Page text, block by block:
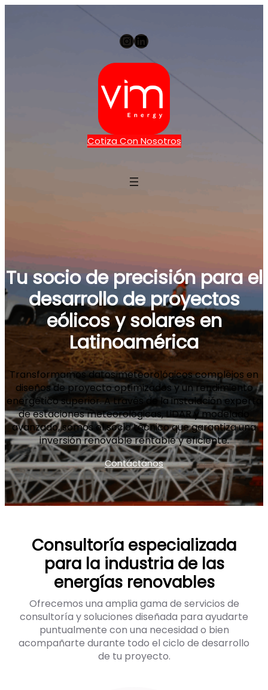
InstagramLinkedIn
Cotiza Con Nosotros
Tu socio de precisión para el
desarrollo de proyectos
eólicos y solares en
Latinoamérica
Transformamos datos meteorológicos complejos en
diseños de proyecto optimizados y un rendimiento
energético superior. A través de la instalación experta
de estaciones meteorológicas, LiDAR y modelado
avanzado, somos el socio técnico que garantiza una
inversión renovable rentable y eficiente.
Contáctanos
Consultoría especializada
para la industria de las
energías renovables
Ofrecemos una amplia gama de servicios de
consultoría y soluciones diseñada para ayudarte
puntualmente con una necesidad o bien
acompañarte durante todo el ciclo de desarrollo
de tu proyecto.